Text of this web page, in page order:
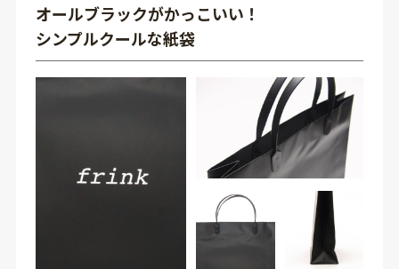
オールブラックがかっこいい！
シンプルクールな紙袋